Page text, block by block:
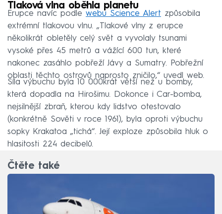
Tlaková vlna oběhla planetu
Erupce navíc podle webu Science Alert způsobila
extrémní tlakovou vlnu. „Tlakové vlny z erupce
několikrát obletěly celý svět a vyvolaly tsunami
vysoké přes 45 metrů a vážící 600 tun, které
nakonec zasáhlo pobřeží Jávy a Sumatry. Pobřežní
oblasti těchto ostrovů naprosto zničilo,“ uvedl web.
Síla výbuchu byla 10 000krát větší než u bomby,
která dopadla na Hirošimu. Dokonce i Car-bomba,
nejsilnější zbraň, kterou kdy lidstvo otestovalo
(konkrétně Sověti v roce 1961), byla oproti výbuchu
sopky Krakatoa „tichá“. Její exploze způsobila hluk o
hlasitosti 224 decibelů.
Čtěte také